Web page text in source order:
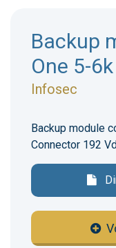
Backup
One 5-6k
Infosec
Backup module
Connector 192